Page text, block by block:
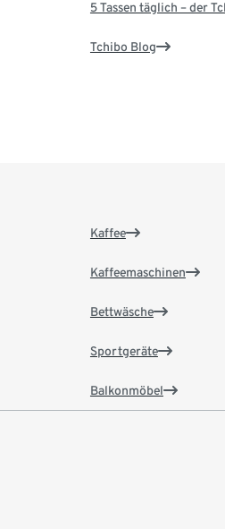
5 Tassen täglich – der
Tchibo Blog
Kaffee
Kaffeemaschinen
Bettwäsche
Sportgeräte
Balkonmöbel